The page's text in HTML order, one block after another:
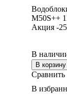
M50S++
Акция -
В
В корзину
Сравнить
В